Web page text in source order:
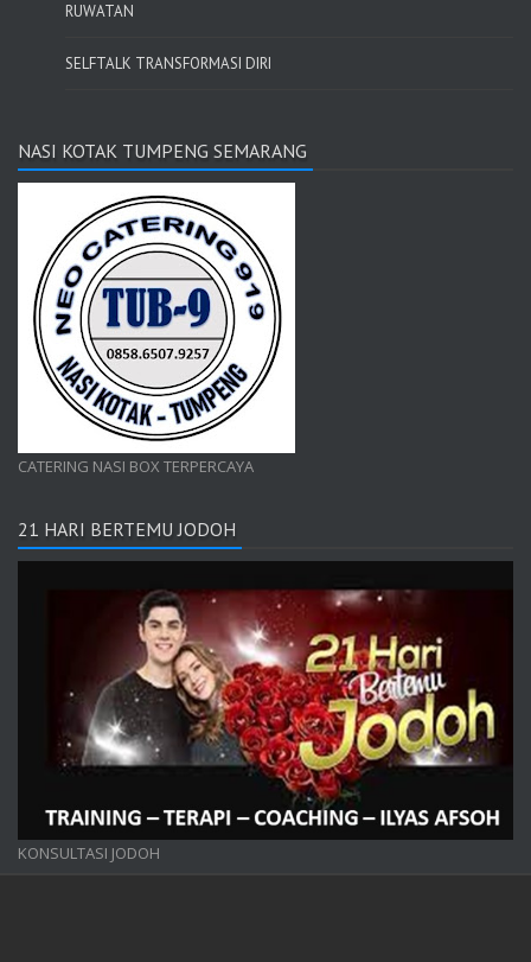
RUWATAN
SELFTALK TRANSFORMASI DIRI
NASI KOTAK TUMPENG SEMARANG
CATERING NASI BOX TERPERCAYA
21 HARI BERTEMU JODOH
KONSULTASI JODOH